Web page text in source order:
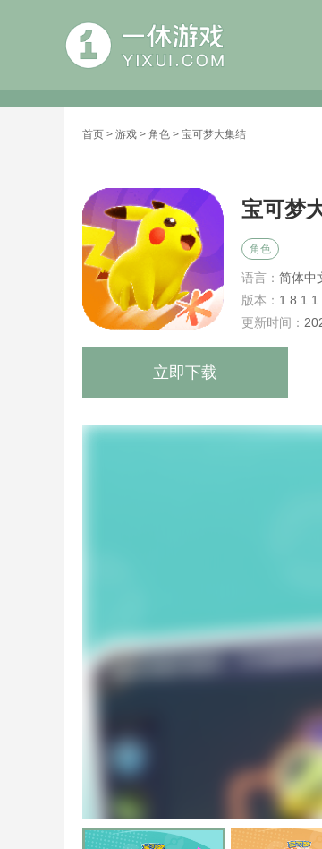
首页 > 游戏 > 角色 > 宝可梦大集结
宝可梦
角色
语言： 简体中
版本： 1.8.1.1
更新时间：
立即下载